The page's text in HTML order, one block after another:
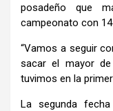
posadeño que
campeonato con 14
“Vamos a seguir
sacar el mayor
tuvimos en la
La segunda